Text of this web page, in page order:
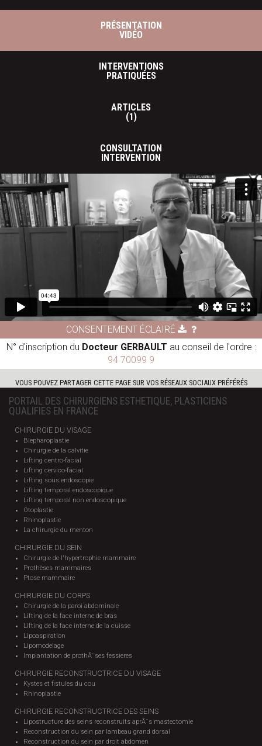
PRÉSENTATION
VIDÉO
INTERVENTIONS
PRATIQUÉES
ARTICLES
(1)
CONSULTATION
INTERVENTION
CONSENTEMENT ÉCLAIRÉ
N° d'inscription du Docteur GERBAULT au conseil de l'ordre :
94 70099 9
VOUS POUVEZ PARTAGER CETTE PAGE SUR VOS RÉSEAUX SOCIAUX PRÉFÉRÉS
PORTAIL DES CHIRURGIENS ESTHETIQUE, PLASTICIENS
QUALIFIES EN FRANCE
CHIRURGIE DU VISAGE
Blepharoplastie
Chirurgie de la calvitie
Lifting centro-facial
Lifting cervico-facial
Lifting sous endoscopie
Lifting temporal endoscopique
Lifting temporal non endoscopique
Otoplastie
Rhinoplastie
La chirurgie du menton
CHIRURGIE DU SEIN
Chirurgie de l'hypertrophie mammaire
Prothèses mammaires
Ptose mammaire
CHIRURGIE DU CORPS
Chirurgie de la paroi abdominale
Lifting de la face interne de bras
Lifting de la face interne de la cuisse
Lipoaspiration
Lipomodelage
Implantation de prothÃ¨ses fessieres
CHIRURGIE RECONSTRUCTRICE DU VISAGE
Kystes et fistules du cou
Rhinoplastie
CHIRURGIE RECONSTRUCTRICE DES SEINS
Lipostructure des seins reconstruits aprÃ¨s mastectomie
Reconstruction du sein par lambeau grand dorsal
Reconstruction du sein par droit abdomen